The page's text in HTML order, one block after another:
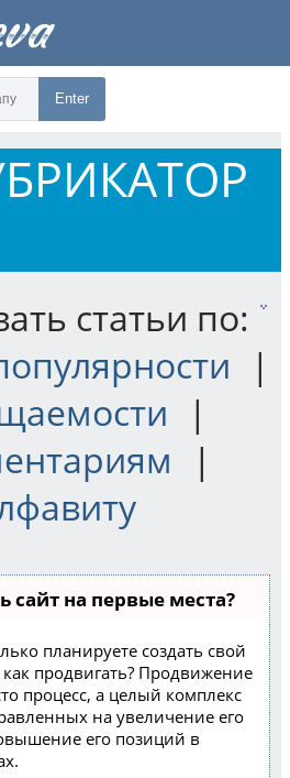
Enter
статьи по:
|
|
|
сайт на первые места?
планируете создать свой
как продвигать? Продвижение
процесс, а целый комплекс
на увеличение его
его позиций в